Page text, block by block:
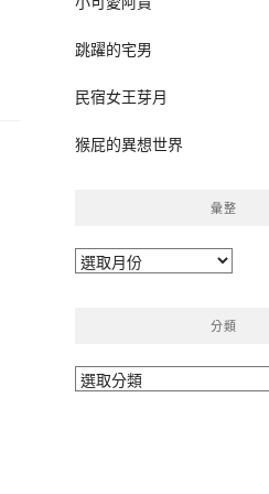
跳躍的宅男
民宿女王芽月
猴屁的異想世界
彙整
彙
分類
分